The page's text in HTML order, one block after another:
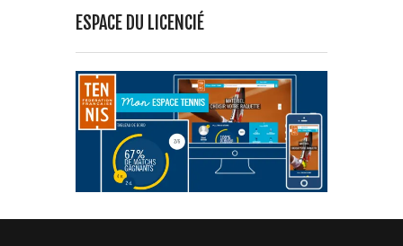
ESPACE DU LICENCIÉ